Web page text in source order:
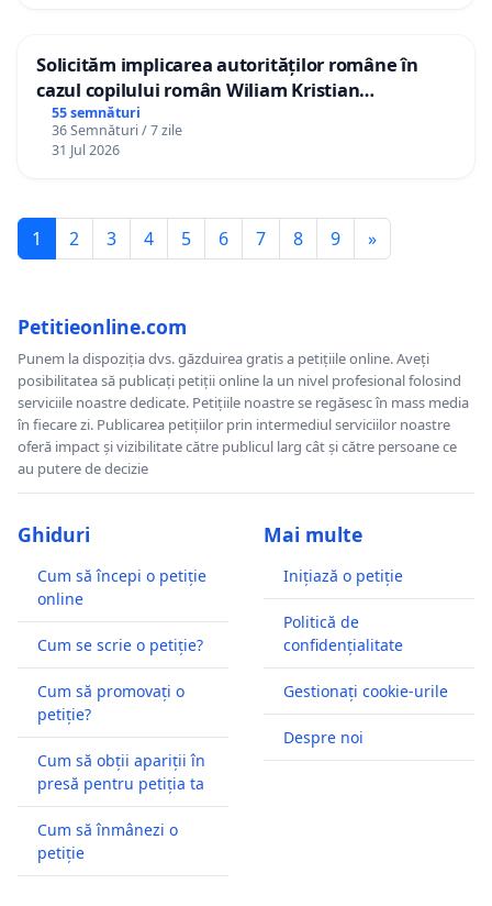
Solicităm implicarea autorităților române în
cazul copilului român Wiliam Kristian
Gheorghe, aflat în plasament în Danemarca de
12 ani
55 semnături
36 Semnături / 7 zile
31 Jul 2026
1 2 3 4 5 6 7 8 9 »
Petitieonline.com
Punem la dispoziția dvs. găzduirea gratis a petițiile online. Aveți
posibilitatea să publicați petiții online la un nivel profesional folosind
serviciile noastre dedicate. Petițiile noastre se regăsesc în mass media
în fiecare zi. Publicarea petițiilor prin intermediul serviciilor noastre
oferă impact și vizibilitate către publicul larg cât și către persoane ce
au putere de decizie
Ghiduri
Cum să începi o petiție
online
Cum se scrie o petiție?
Cum să promovați o
petiție?
Cum să obții apariții în
presă pentru petiția ta
Cum să înmânezi o
petiție
Mai multe
Inițiază o petiție
Politică de
confidențialitate
Gestionați cookie-urile
Despre noi